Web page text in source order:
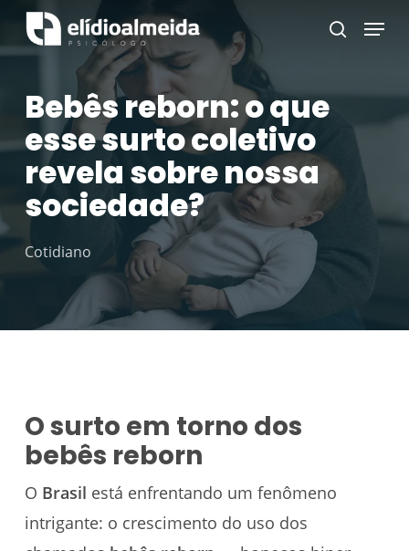
Skip
to
content
search
Menu
Bebês reborn: o que
esse surto coletivo
revela sobre nossa
sociedade?
Cotidiano
O surto em torno dos
bebês reborn
O Brasil está enfrentando um fenômeno
intrigante: o crescimento do uso dos